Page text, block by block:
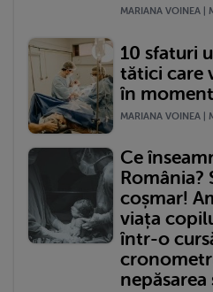
MARIANA VOINEA |
10 sfaturi
tătici care
în
MARIANA VOINEA |
Ce
România?
coșmar!
viața
într-o